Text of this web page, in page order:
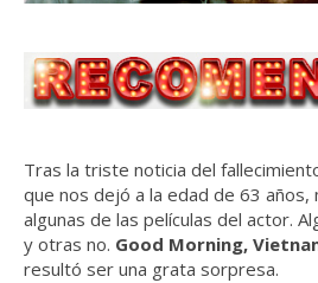
Tras la triste noticia del
que nos dejó a la edad de 63
algunas de las películas del actor.
y otras no. Good Morning,
resultó ser una grata sorpresa.